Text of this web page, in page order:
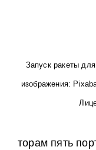
Запуск ракеты
изображения:
торам пять